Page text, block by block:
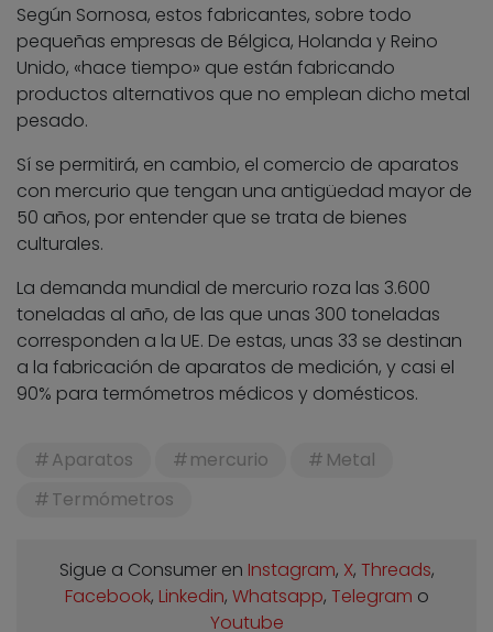
Según Sornosa, estos fabricantes, sobre todo
pequeñas empresas de Bélgica, Holanda y Reino
Unido, «hace tiempo» que están fabricando
productos alternativos que no emplean dicho metal
pesado.
Sí se permitirá, en cambio, el comercio de aparatos
con mercurio que tengan una antigüedad mayor de
50 años, por entender que se trata de bienes
culturales.
La demanda mundial de mercurio roza las 3.600
toneladas al año, de las que unas 300 toneladas
corresponden a la UE. De estas, unas 33 se destinan
a la fabricación de aparatos de medición, y casi el
90% para termómetros médicos y domésticos.
Aparatos mercurio
Metal
Termómetros
Sigue a Consumer en Instagram, X, Threads,
Facebook, Linkedin, Whatsapp, Telegram o
Youtube